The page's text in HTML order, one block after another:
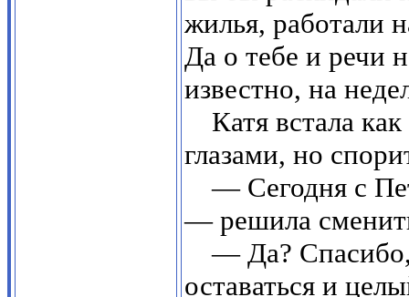
жилья, работали
Да о тебе и речи
известно, на
Катя встала
глазами, но
— Сегодня с
— решила
— Да? Спасибо,
оставаться и